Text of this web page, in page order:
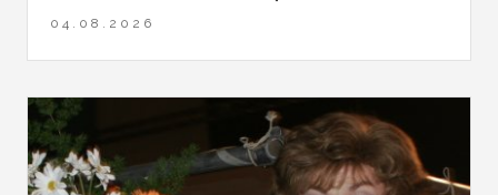
04.08.2026